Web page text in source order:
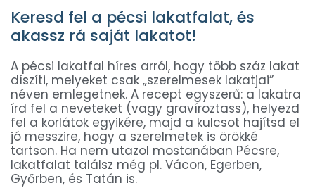
Keresd fel a pécsi lakatfalat, és
akassz rá saját lakatot!
A pécsi lakatfal híres arról, hogy több száz lakat
díszíti, melyeket csak „szerelmesek lakatjai”
néven emlegetnek. A recept egyszerű: a lakatra
írd fel a neveteket (vagy gravíroztass), helyezd
fel a korlátok egyikére, majd a kulcsot hajítsd el
jó messzire, hogy a szerelmetek is örökké
tartson. Ha nem utazol mostanában Pécsre,
lakatfalat találsz még pl. Vácon, Egerben,
Győrben, és Tatán is.